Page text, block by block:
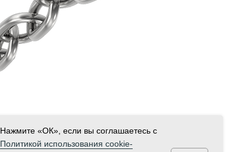
Нажмите «ОК», если вы соглашаетесь с
Политикой использования cookie-